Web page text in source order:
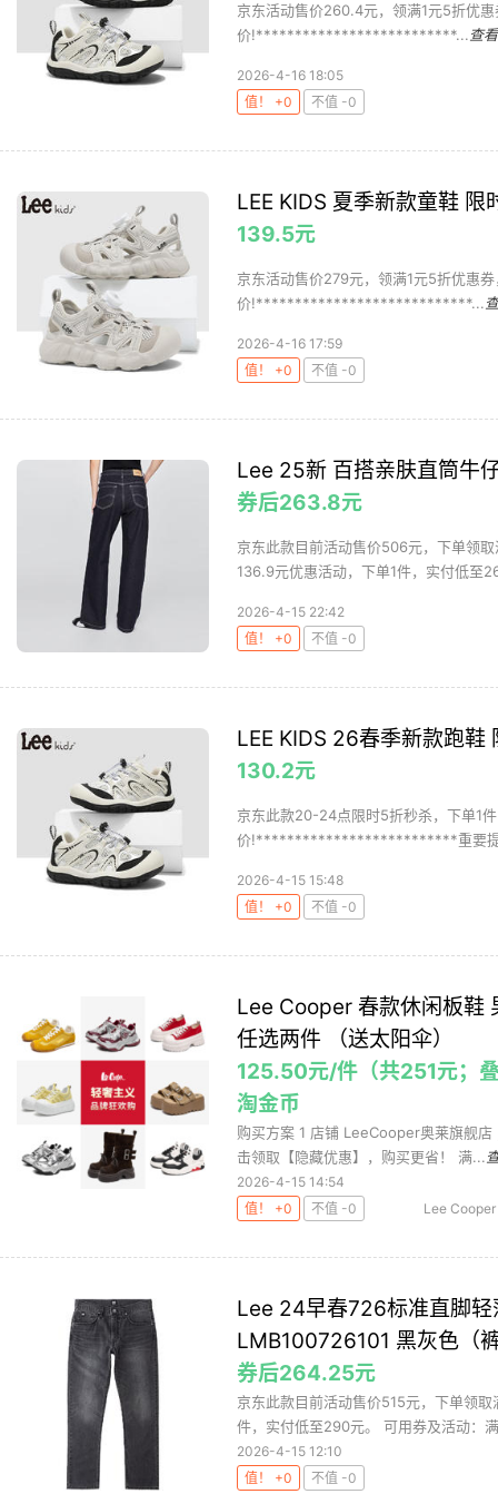
京东活动售价260.4元，领满1元5折优
价!**************************... 查
2026-4-16 18:05
值！ +0
不值 -0
LEE KIDS 夏季新款童鞋 限
139.5元
京东活动售价279元，领满1元5折优惠
价!****************************...
2026-4-16 17:59
值！ +0
不值 -0
Lee 25新 百搭亲肤直筒牛
券后263.8元
京东此款目前活动售价506元，下单领
136.9元优惠活动，下单1件，实付低至
2026-4-15 22:42
值！ +0
不值 -0
LEE KIDS 26春季新款跑鞋
130.2元
京东此款20-24点限时5折秒杀，下单1
价!**************************重要提
2026-4-15 15:48
值！ +0
不值 -0
Lee Cooper 春款休闲板鞋
任选两件 （送太阳伞）
125.50元/件（共251元；
淘金币
购买方案 1 店铺 LeeCooper奥莱旗舰
击领取【隐藏优惠】，购买更省！ 满...
2026-4-15 14:54
值！ +0
不值 -0
Lee Cooper
Lee 24早春726标准直脚
LMB100726101 黑灰色（
券后264.25元
京东此款目前活动售价515元，下单领
件，实付低至290元。 可用券及活动：
2026-4-15 12:10
值！ +0
不值 -0